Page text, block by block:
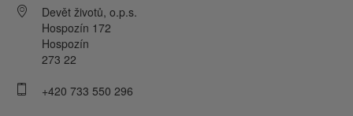
Devět životů, o.p.s.
Hospozín 172
Hospozín
273 22
+420 733 550 296